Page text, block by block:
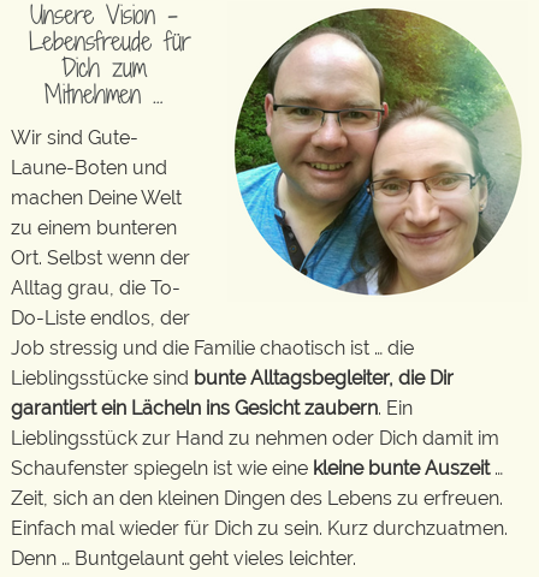
Unsere Vision –
Lebensfreude für
Dich zum
Mitnehmen …
Wir sind Gute-
Laune-Boten und
machen Deine Welt
zu einem bunteren
Ort. Selbst wenn der
Alltag grau, die To-
Do-Liste endlos, der
Job stressig und die Familie chaotisch ist … die
Lieblingsstücke sind bunte Alltagsbegleiter, die Dir
garantiert ein Lächeln ins Gesicht zaubern. Ein
Lieblingsstück zur Hand zu nehmen oder Dich damit im
Schaufenster spiegeln ist wie eine kleine bunte Auszeit…
Zeit, sich an den kleinen Dingen des Lebens zu erfreuen.
Einfach mal wieder für Dich zu sein. Kurz durchzuatmen.
Denn … Buntgelaunt geht vieles leichter.